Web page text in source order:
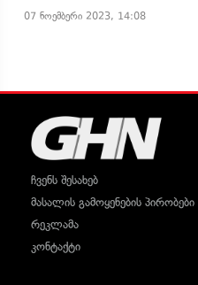
07 ნოემბერი 2023, 14:08
ჩვენს შესახებ
მასალის გამოყენების პირობები
რეკლამა
კონტაქტი